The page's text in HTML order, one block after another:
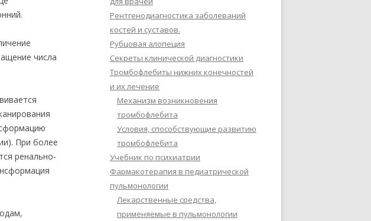
числа
При более
ренально-
Рентгенодиагностика заболеваний
костей и суставов.
Рубцовая алопеция
Секреты клинической диагностики
Тромбофлебиты нижних конечностей
и их лечение
Механизм возникновения
тромбофлебита
Условия, способствующие развитию
тромбофлебита
Учебник по психиатрии
Фармакотерапия в педиатрической
пульмонологии
Лекарственные средства,
применяемые в пульмонологии